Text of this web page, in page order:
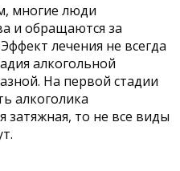
многие люди
и обращаются за
лечения не всегда
алкогольной
На первой стадии
алкоголика
затяжная, то не все виды